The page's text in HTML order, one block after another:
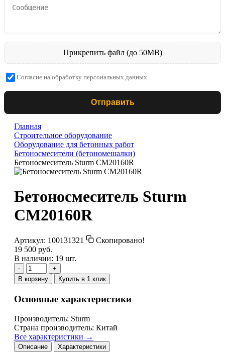
Прикрепить файл (до 50MB)
Согласие на обработку персональных данных
Отправить
Главная
Строительное оборудование
Оборудование для бетонных работ
Бетоносмесители (бетономешалки)
Бетоносмеситель Sturm CM20160R
Бетоносмеситель Sturm
CM20160R
Артикул: 100131321
Скопировано!
19 500 руб.
В наличии: 19 шт.
-
+
В корзину
Купить в 1 клик
Основные характеристики
Производитель: Sturm
Страна производитель: Китай
Все характеристики →
Описание Характеристики